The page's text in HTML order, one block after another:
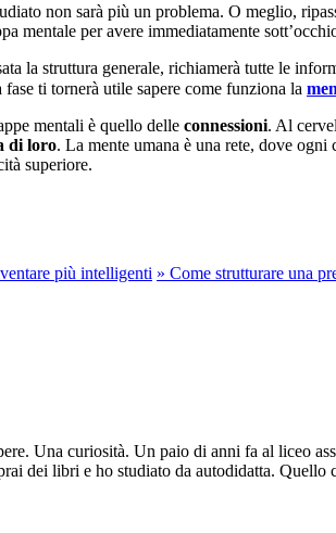
non sarà più un problema. O meglio,
mentale per avere immediatamente
la struttura generale, richiamerà tutte le
ti tornerà utile sapere come funziona la
mentali è quello delle connessioni. Al
di loro. La mente umana è una rete, dove ogni
superiore.
più intelligenti » Come strutturare una
Una curiosità. Un paio di anni fa al liceo
dei libri e ho studiato da autodidatta.